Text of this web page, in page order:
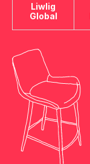
Liwlig
Global